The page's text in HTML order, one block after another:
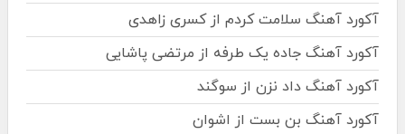
آکورد آهنگ سلامت کردم از کسری زاهدی
آکورد آهنگ جاده یک طرفه از مرتضی پاشایی
آکورد آهنگ داد نزن از سوگند
آکورد آهنگ بن بست از اشوان